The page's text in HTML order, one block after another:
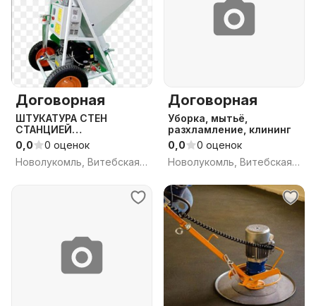
Договорная
ШТУКАТУРА СТЕН
СТАНЦИЕЙ
НОВОЛУКОМЛЬ
0,0
0 оценок
Новолукомль, Витебская обл.
Договорная
Уборка, мытьё,
разхламление, клининг
0,0
0 оценок
Новолукомль, Витебская обл.